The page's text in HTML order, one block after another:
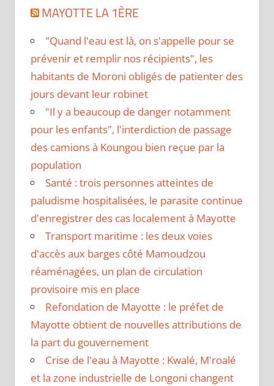
MAYOTTE LA 1ÈRE
"Quand l'eau est là, on s'appelle pour se
prévenir et remplir nos récipients", les
habitants de Moroni obligés de patienter des
jours devant leur robinet
"Il y a beaucoup de danger notamment
pour les enfants", l'interdiction de passage
des camions à Koungou bien reçue par la
population
Santé : trois personnes atteintes de
paludisme hospitalisées, le parasite continue
d'enregistrer des cas localement à Mayotte
Transport maritime : les deux voies
d'accès aux barges côté Mamoudzou
réaménagées, un plan de circulation
provisoire mis en place
Refondation de Mayotte : le préfet de
Mayotte obtient de nouvelles attributions de
la part du gouvernement
Crise de l'eau à Mayotte : Kwalé, M'roalé
et la zone industrielle de Longoni changent